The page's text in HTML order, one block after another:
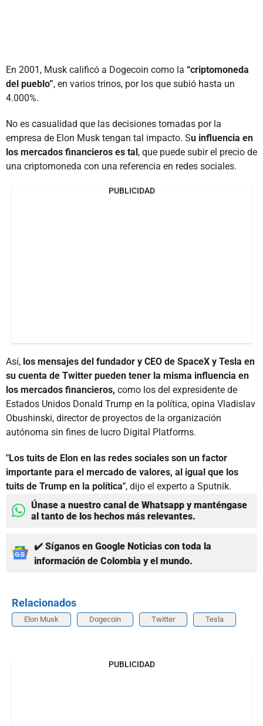
En 2001, Musk calificó a Dogecoin como la “criptomoneda
del pueblo”, en varios trinos, por los que subió hasta un
4.000%.
No es casualidad que las decisiones tomadas por la
empresa de Elon Musk tengan tal impacto. Su influencia en
los mercados financieros es tal, que puede subir el precio de
una criptomoneda con una referencia en redes sociales.
PUBLICIDAD
Así, los mensajes del fundador y CEO de SpaceX y Tesla en
su cuenta de Twitter pueden tener la misma influencia en
los mercados financieros, como los del expresidente de
Estados Unidos Donald Trump en la política, opina Vladislav
Obushinski, director de proyectos de la organización
autónoma sin fines de lucro Digital Platforms.
"Los tuits de Elon en las redes sociales son un factor
importante para el mercado de valores, al igual que los
tuits de Trump en la política", dijo el experto a Sputnik.
Únase a nuestro canal de Whatsapp y manténgase
al tanto de los hechos más relevantes.
✔️ Síganos en Google Noticias con toda la
información de Colombia y el mundo.
Relacionados
Elon Musk Dogecoin Twitter Tesla
PUBLICIDAD